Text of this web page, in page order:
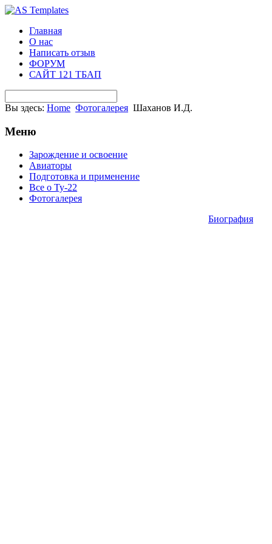
Главная
О нас
Написать отзыв
ФОРУМ
САЙТ 121 ТБАП
Вы здесь: Home Фотогалерея Шаханов И.Д.
Меню
Зарождение и освоение
Авиаторы
Подготовка и применение
Все о Ту-22
Фотогалерея
Биография